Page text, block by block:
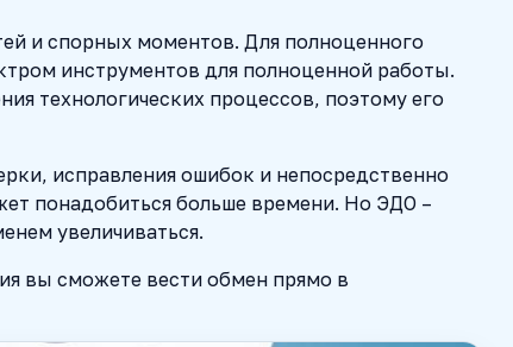
и спорных моментов. Для полноценного
инструментов для полноценной работы.
технологических процессов, поэтому его
исправления ошибок и непосредственно
понадобиться больше времени. Но ЭДО –
увеличиваться.
вы сможете вести обмен прямо в